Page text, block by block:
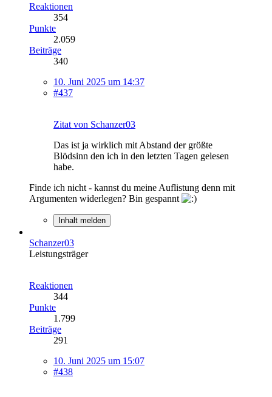
Reaktionen
354
Punkte
2.059
Beiträge
340
10. Juni 2025 um 14:37
#437
Zitat von Schanzer03
Das ist ja wirklich mit Abstand der größte
Blödsinn den ich in den letzten Tagen gelesen
habe.
Finde ich nicht - kannst du meine Auflistung denn mit
Argumenten widerlegen? Bin gespannt
Inhalt melden
Schanzer03
Leistungsträger
Reaktionen
344
Punkte
1.799
Beiträge
291
10. Juni 2025 um 15:07
#438